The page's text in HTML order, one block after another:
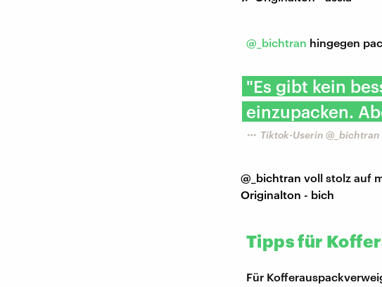
@_bichtran hingegen
"Es gibt kein
einzupacken.
Tiktok-Userin @_bichtran
@_bichtran voll stolz auf
Originalton - bich
Tipps für
Für